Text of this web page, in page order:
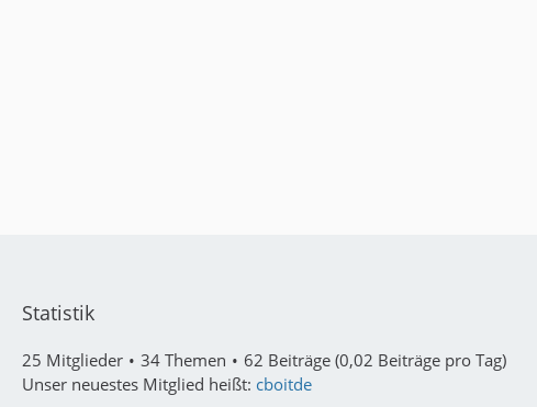
Statistik
25 Mitglieder 34 Themen
62 Beiträge (0,02 Beiträge pro Tag)
Unser neuestes Mitglied heißt: cboitde